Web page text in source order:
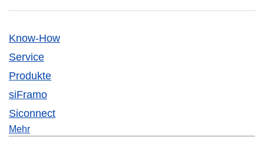
Know-How
Service
Produkte
siFramo
Siconnect
Mehr